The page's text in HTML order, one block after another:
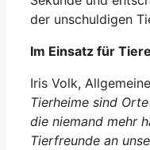
der unschuldigen
Im Einsatz für
Iris Volk,
Tierheime sind
die niemand mehr
Tierfreunde an